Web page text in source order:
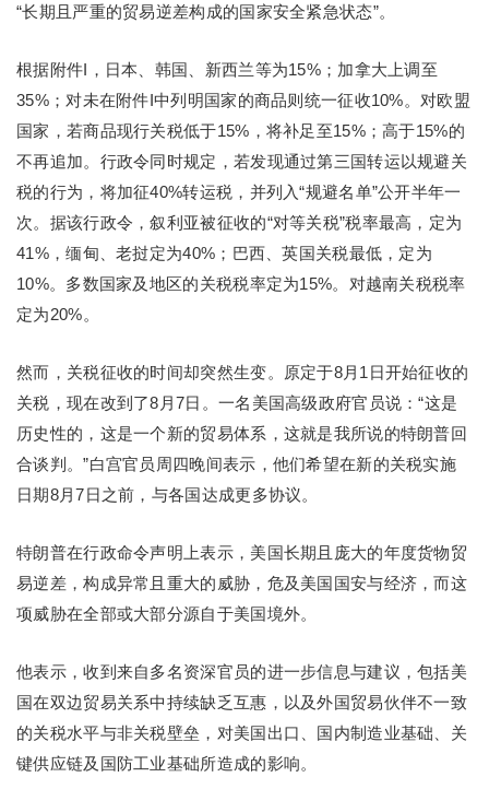
“长期且严重的贸易逆差构成的国家安全紧急状态”。
根据附件I，日本、韩国、新西兰等为15%；加拿大上调至
35%；对未在附件I中列明国家的商品则统一征收10%。对欧盟
国家，若商品现行关税低于15%，将补足至15%；高于15%的
不再追加。行政令同时规定，若发现通过第三国转运以规避关
税的行为，将加征40%转运税，并列入“规避名单”公开半年一
次。据该行政令，叙利亚被征收的“对等关税”税率最高，定为
41%，缅甸、老挝定为40%；巴西、英国关税最低，定为
10%。多数国家及地区的关税税率定为15%。对越南关税税率
定为20%。
然而，关税征收的时间却突然生变。原定于8月1日开始征收的
关税，现在改到了8月7日。一名美国高级政府官员说：“这是
历史性的，这是一个新的贸易体系，这就是我所说的特朗普回
合谈判。”白宫官员周四晚间表示，他们希望在新的关税实施
日期8月7日之前，与各国达成更多协议。
特朗普在行政命令声明上表示，美国长期且庞大的年度货物贸
易逆差，构成异常且重大的威胁，危及美国国安与经济，而这
项威胁在全部或大部分源自于美国境外。
他表示，收到来自多名资深官员的进一步信息与建议，包括美
国在双边贸易关系中持续缺乏互惠，以及外国贸易伙伴不一致
的关税水平与非关税壁垒，对美国出口、国内制造业基础、关
键供应链及国防工业基础所造成的影响。